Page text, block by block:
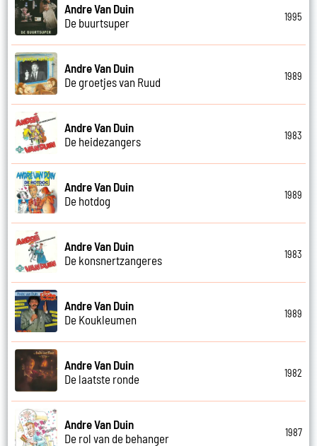
Andre Van Duin
De buurtsuper
1995
Andre Van Duin
De groetjes van Ruud
1989
Andre Van Duin
De heidezangers
1983
Andre Van Duin
De hotdog
1989
Andre Van Duin
De konsnertzangeres
1983
Andre Van Duin
De Koukleumen
1989
Andre Van Duin
De laatste ronde
1982
Andre Van Duin
De rol van de behanger
1987